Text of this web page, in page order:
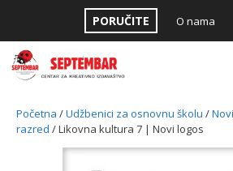
content
PORUČITE O nama
Početna /Udžbenici za osnovnu školu /
razred / Likovna kultura 7 | Novi logos